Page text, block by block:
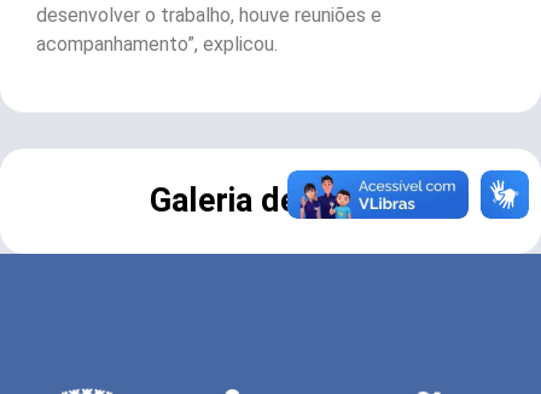
desenvolver o trabalho, houve reuniões e
acompanhamento”, explicou.
Galeria de Fotos